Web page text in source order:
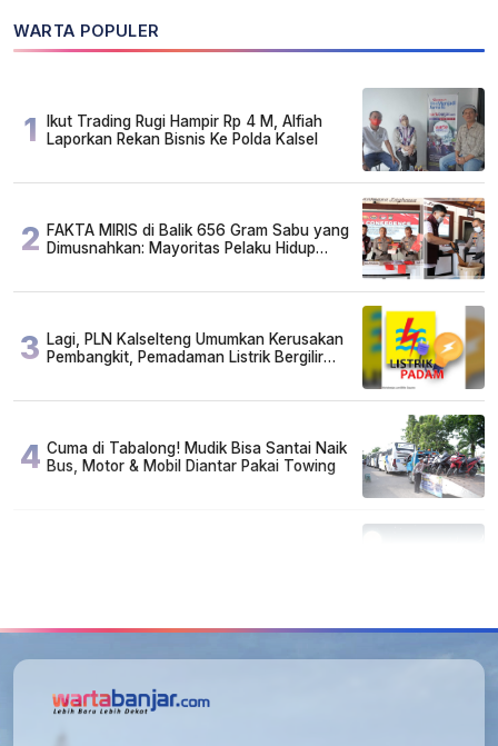
WARTA POPULER
1
Ikut Trading Rugi Hampir Rp 4 M, Alfiah
Laporkan Rekan Bisnis Ke Polda Kalsel
2 FAKTA MIRIS di Balik 656 Gram Sabu yang
Dimusnahkan: Mayoritas Pelaku Hidup
3 Lagi, PLN Kalselteng Umumkan Kerusakan
Pembangkit, Pemadaman Listrik Bergilir
4 Cuma di Tabalong! Mudik Bisa Santai Naik
Bus, Motor & Mobil Diantar Pakai Towing